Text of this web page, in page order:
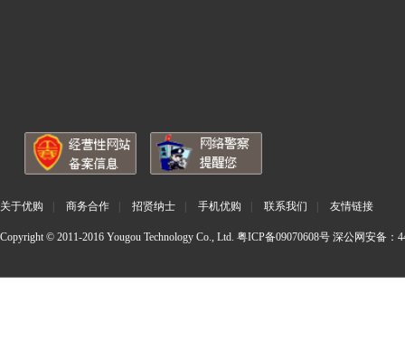
关于优购 商务合作 招贤纳士 手机优购 联系我们 友情链接
Copyright © 2011-2016 Yougou Technology Co., Ltd. 粤ICP备09070608号 深公网安备：